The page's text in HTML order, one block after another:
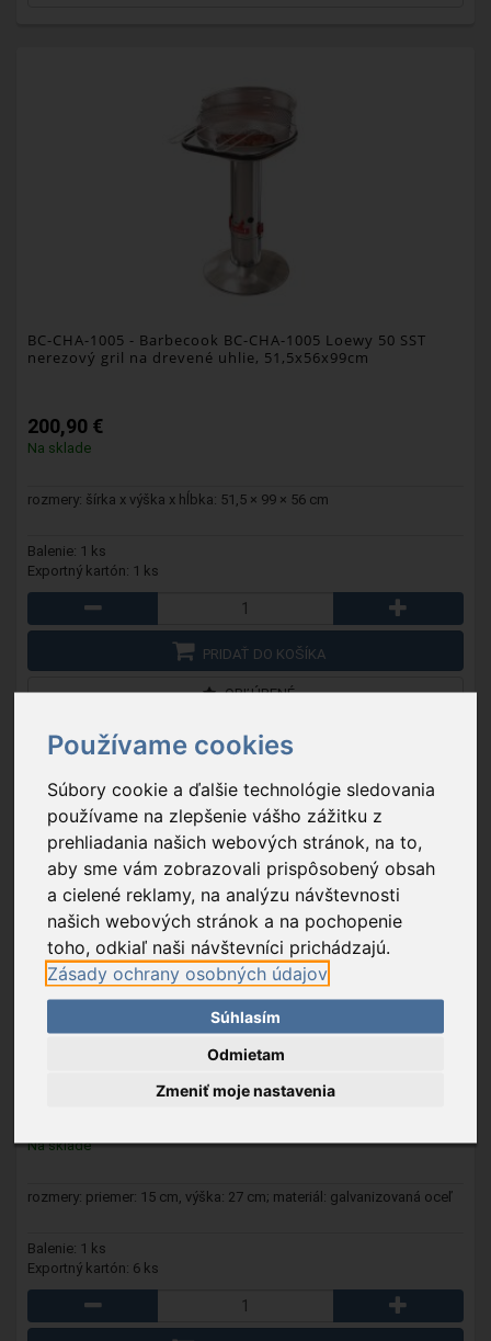
Používame cookies
Súbory cookie a ďalšie technológie sledovania
používame na zlepšenie vášho zážitku z
prehliadania našich webových stránok, na to,
aby sme vám zobrazovali prispôsobený obsah
a cielené reklamy, na analýzu návštevnosti
našich webových stránok a na pochopenie
toho, odkiaľ naši návštevníci prichádzajú.
Zásady ochrany osobných údajov
Súhlasím
Odmietam
Zmeniť moje nastavenia
BC-CHA-1005 - Barbecook BC-CHA-1005 Loewy 50 SST
nerezový gril na drevené uhlie, 51,5x56x99cm
200,90 €
Na sklade
rozmery: šírka x výška x hĺbka: 51,5 × 99 × 56 cm
Balenie: 1 ks
Exportný kartón: 1 ks
PRIDAŤ DO KOŠÍKA
OBĽÚBENÉ
10-186-005- Zapaľovač na drevené uhlie
Na sklade
rozmery: priemer: 15 cm, výška: 27 cm; materiál: galvanizovaná oceľ
Balenie: 1 ks
Exportný kartón: 6 ks